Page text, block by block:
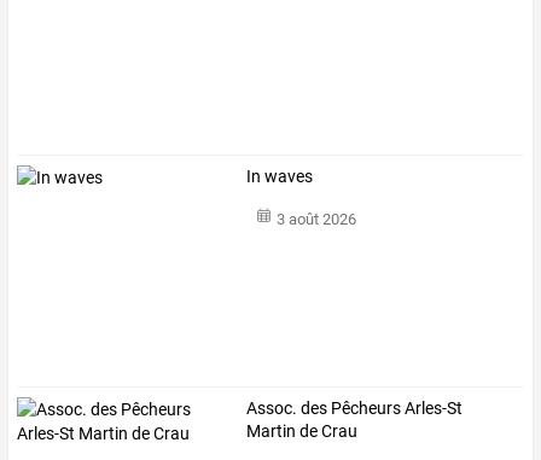
In waves
3 août 2026
Assoc. des Pêcheurs Arles-St
Martin de Crau